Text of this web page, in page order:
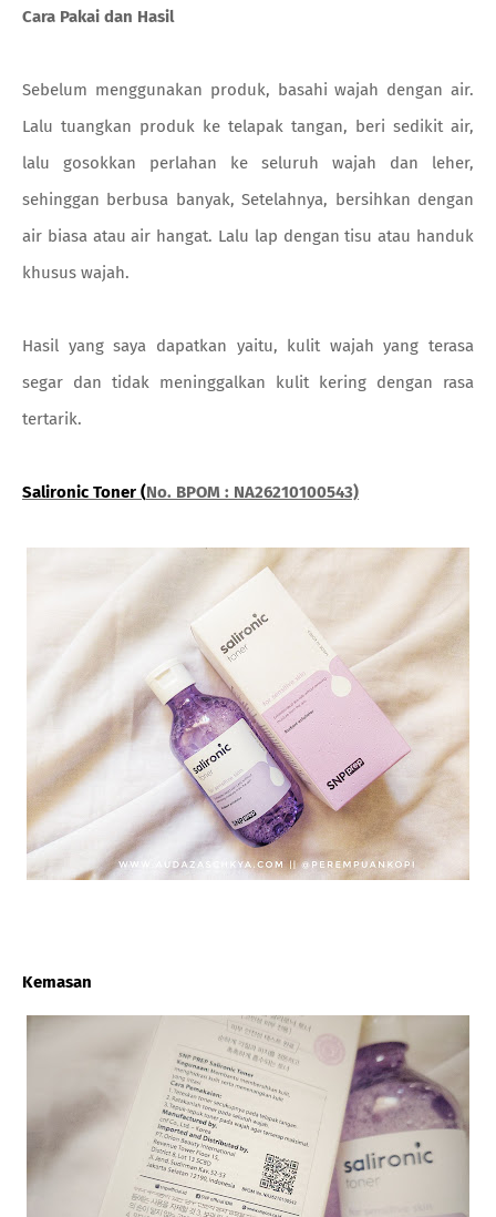
Cara Pakai dan Hasil
Sebelum menggunakan produk, basahi wajah dengan air.
Lalu tuangkan produk ke telapak tangan, beri sedikit air,
lalu gosokkan perlahan ke seluruh wajah dan leher,
sehinggan berbusa banyak, Setelahnya, bersihkan dengan
air biasa atau air hangat. Lalu lap dengan tisu atau handuk
khusus wajah.
Hasil yang saya dapatkan yaitu, kulit wajah yang terasa
segar dan tidak meninggalkan kulit kering dengan rasa
tertarik.
Salironic Toner (No. BPOM : NA26210100543)
Kemasan